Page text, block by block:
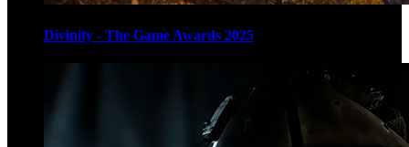
Divinity - The Game Awards 2025